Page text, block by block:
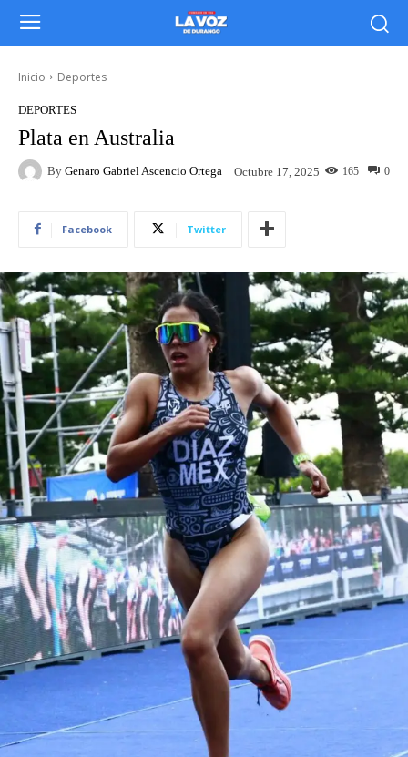
Inicio Deportes
DEPORTES
Plata en Australia
By Genaro Gabriel Ascencio Ortega Octubre 17, 2025 0
165
Facebook Twitter